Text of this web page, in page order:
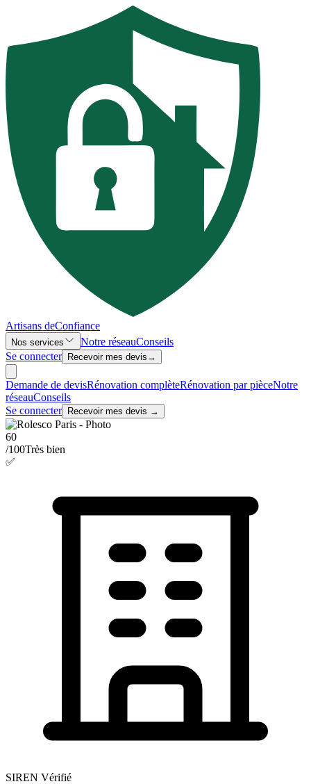
Artisans deConfiance
Nos services Notre réseauConseils
Se connecter
Recevoir mes devis →
Demande de devisRénovation complèteRénovation par pièceNotre
réseauConseils
Se connecter
Recevoir mes devis →
60
/100Très bien
✅
SIREN Vérifié